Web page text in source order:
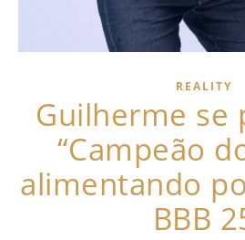
REALITY
Guilherme se
“Campeão
alimentando
BBB